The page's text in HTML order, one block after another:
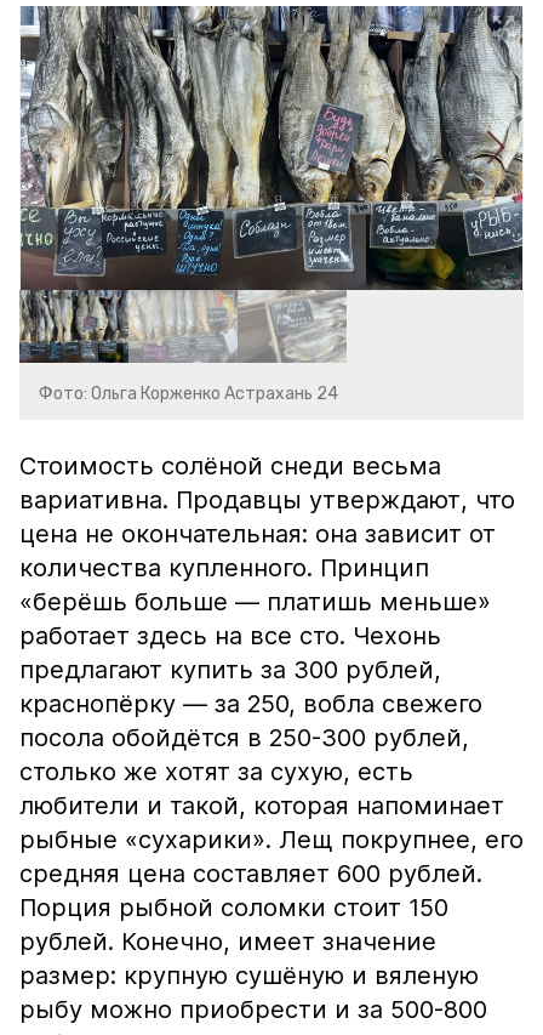
Фото: Ольга Корженко Астрахань 24
Стоимость солёной снеди весьма
вариативна. Продавцы утверждают, что
цена не окончательная: она зависит от
количества купленного. Принцип
«берёшь больше — платишь меньше»
работает здесь на все сто. Чехонь
предлагают купить за 300 рублей,
краснопёрку — за 250, вобла свежего
посола обойдётся в 250-300 рублей,
столько же хотят за сухую, есть
любители и такой, которая напоминает
рыбные «сухарики». Лещ покрупнее, его
средняя цена составляет 600 рублей.
Порция рыбной соломки стоит 150
рублей. Конечно, имеет значение
размер: крупную сушёную и вяленую
рыбу можно приобрести и за 500-800